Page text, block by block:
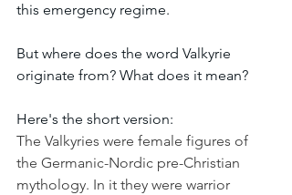
this emergency regime.
But where does the word Valkyrie
originate from? What does it mean?
Here's the short version:
The Valkyries were female figures of
the Germanic-Nordic pre-Christian
mythology. In it they were warrior